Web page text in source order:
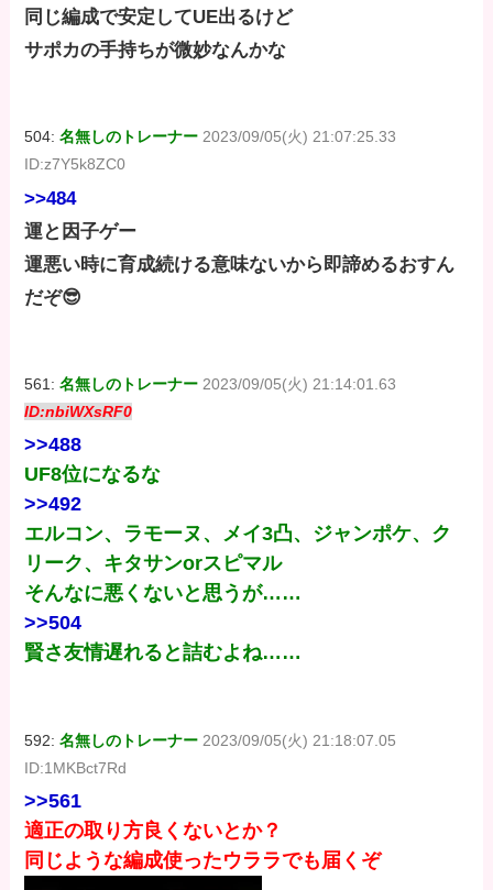
同じ編成で安定してUE出るけど
サポカの手持ちが微妙なんかな
504:名無しのトレーナー 2023/09/05(火) 21:07:25.33
ID:z7Y5k8ZC0
>>484
運と因子ゲー
運悪い時に育成続ける意味ないから即諦めるおすん
だぞ😎
561:名無しのトレーナー 2023/09/05(火) 21:14:01.63
ID:nbiWXsRF0
>>488
UF8位になるな
>>492
エルコン、ラモーヌ、メイ3凸、ジャンポケ、ク
リーク、キタサンorスピマル
そんなに悪くないと思うが……
>>504
賢さ友情遅れると詰むよね……
592:名無しのトレーナー 2023/09/05(火) 21:18:07.05
ID:1MKBct7Rd
>>561
適正の取り方良くないとか？
同じような編成使ったウララでも届くぞ